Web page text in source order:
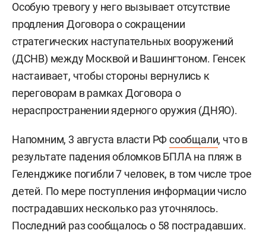
Особую тревогу у него вызывает отсутствие
продления Договора о сокращении
стратегических наступательных вооружений
(ДСНВ) между Москвой и Вашингтоном. Генсек
настаивает, чтобы стороны вернулись к
переговорам в рамках Договора о
нераспространении ядерного оружия (ДНЯО).
Напомним, 3 августа власти РФсообщали, что в
результате падения обломков БПЛА на пляж в
Геленджике погибли 7 человек, в том числе трое
детей. По мере поступления информации число
пострадавших несколько раз уточнялось.
Последний разсообщалось о 58 пострадавших.